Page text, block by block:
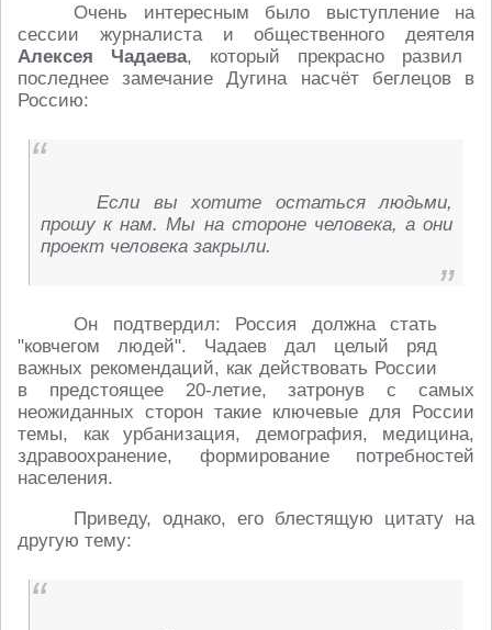
Очень интересным было выступление на
сессии журналиста и общественного деятеля
Алексея Чадаева, который прекрасно развил
последнее замечание Дугина насчёт беглецов в
Россию:
Если вы хотите остаться людьми,
прошу к нам. Мы на стороне человека, а они
проект человека закрыли.
Он подтвердил: Россия должна стать
"ковчегом людей". Чадаев дал целый ряд
важных рекомендаций, как действовать России
в предстоящее 20-летие, затронув с самых
неожиданных сторон такие ключевые для России
темы, как урбанизация, демография, медицина,
здравоохранение, формирование потребностей
населения.
Приведу, однако, его блестящую цитату на
другую тему: